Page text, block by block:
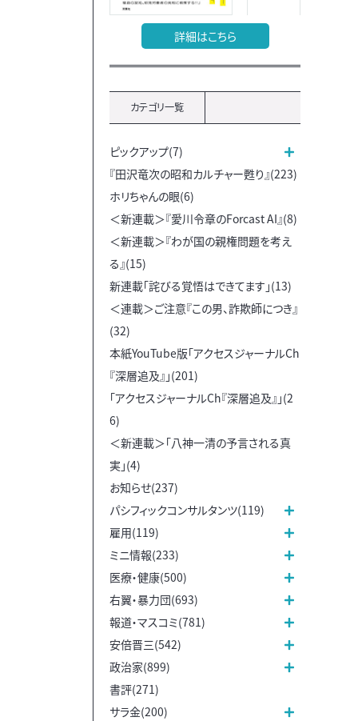
詳細はこちら
カテゴリ一覧
ピックアップ(7)
『田沢竜次の昭和カルチャー甦り』(223)
ホリちゃんの眼(6)
＜新連載＞『愛川令章のForcast AI』(8)
＜新連載＞『わが国の親権問題を考え
る』(15)
新連載「詫びる覚悟はできてます」(13)
＜連載＞ご注意『この男、詐欺師につき』
(32)
本紙YouTube版「アクセスジャーナルCh
『深層追及』」(201)
「アクセスジャーナルCh『深層追及』」(2
6)
＜新連載＞「八神一清の予言される真
実」(4)
お知らせ(237)
パシフィックコンサルタンツ(119)
雇用(119)
ミニ情報(233)
医療・健康(500)
右翼・暴力団(693)
報道・マスコミ(781)
安倍晋三(542)
政治家(899)
書評(271)
サラ金(200)